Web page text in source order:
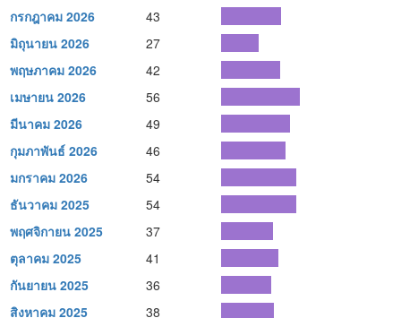
กรกฎาคม 2026
43
มิถุนายน 2026
27
พฤษภาคม 2026
42
เมษายน 2026
56
มีนาคม 2026
49
กุมภาพันธ์ 2026
46
มกราคม 2026
54
ธันวาคม 2025
54
พฤศจิกายน 2025
37
ตุลาคม 2025
41
กันยายน 2025
36
สิงหาคม 2025
38